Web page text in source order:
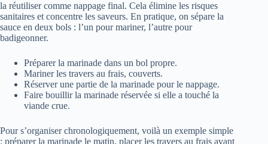
la réutiliser comme nappage final. Cela élimine les risques
sanitaires et concentre les saveurs. En pratique, on sépare la
sauce en deux bols : l’un pour mariner, l’autre pour
badigeonner.
Préparer la marinade dans un bol propre.
Mariner les travers au frais, couverts.
Réserver une partie de la marinade pour le nappage.
Faire bouillir la marinade réservée si elle a touché la
viande crue.
Pour s’organiser chronologiquement, voilà un exemple simple
: préparer la marinade le matin, placer les travers au frais avant